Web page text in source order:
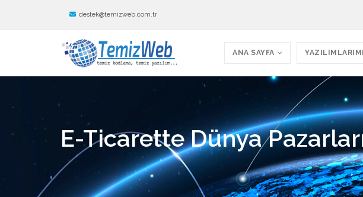
destek@temizweb.com.tr
ANA SAYFA
E-Ticarette Dünya